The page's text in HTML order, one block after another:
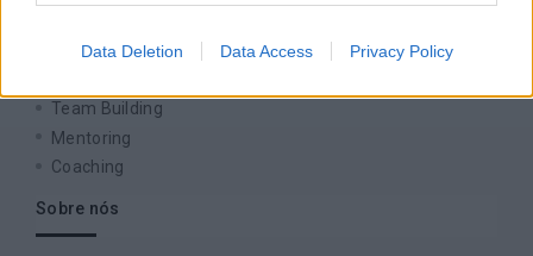
Data Deletion Data Access Privacy Policy
Consultoria
Team Building
Mentoring
Coaching
Sobre nós